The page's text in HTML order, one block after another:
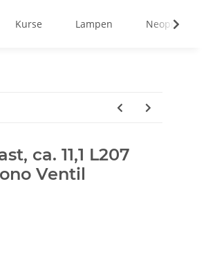
Kurse Lampen
ca. 11,1 L207
Ventil